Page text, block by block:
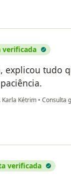
verificada
explicou tudo
Karla Kétrim • Consulta
verificada